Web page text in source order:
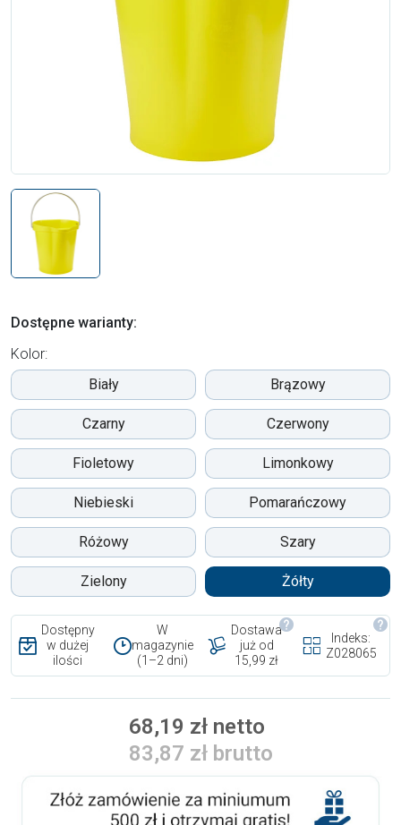
Dostępne warianty:
Kolor:
Biały
Brązowy
Czarny Czerwony
Fioletowy Limonkowy
Niebieski Pomarańczowy
Różowy Szary
Zielony Żółty
Dostępny
w dużej
ilości
W
magazynie
(1–2 dni)
Dostawa
już od
15,99 zł
Indeks:
Z028065
68,19 zł netto
83,87 zł brutto